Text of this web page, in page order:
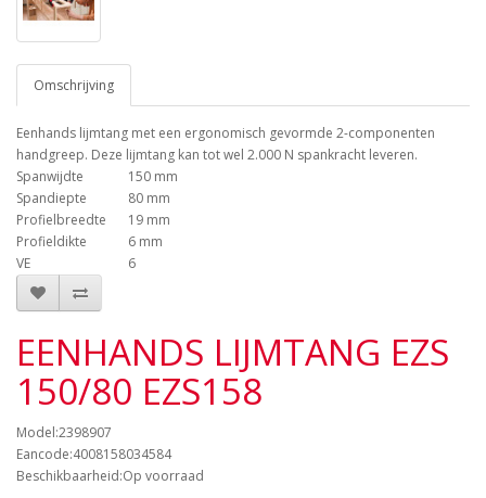
Omschrijving
Eenhands lijmtang met een ergonomisch gevormde 2-componenten
handgreep. Deze lijmtang kan tot wel 2.000 N spankracht leveren.
Spanwijdte
150 mm
Spandiepte
80 mm
Profielbreedte
19 mm
Profieldikte
6 mm
VE
6
EENHANDS LIJMTANG EZS
150/80 EZS158
Model:2398907
Eancode:4008158034584
Beschikbaarheid:Op voorraad